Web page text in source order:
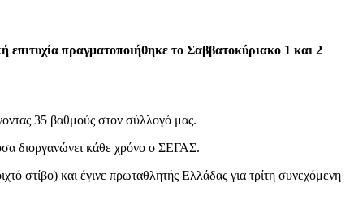
πραγματοποιήθηκε το Σαββατοκύριακο 1 και 2
35 βαθμούς στον σύλλογό μας.
διοργανώνει κάθε χρόνο ο ΣΕΓΑΣ.
στίβο) και έγινε πρωταθλητής Ελλάδας για τρίτη συνεχόμενη